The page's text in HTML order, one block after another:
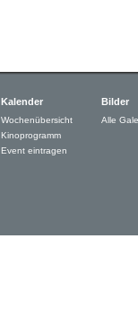
Kalender
Wochenübersicht
Kinoprogramm
Event eintragen
Bilder
Alle